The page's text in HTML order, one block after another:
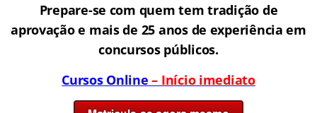
Prepare-se com quem tem tradição de
aprovação e mais de 25 anos de experiência em
concursos públicos.
Cursos Online – Início imediato